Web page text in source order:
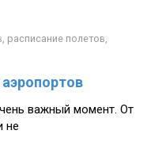
полетов,
важный момент. От
не